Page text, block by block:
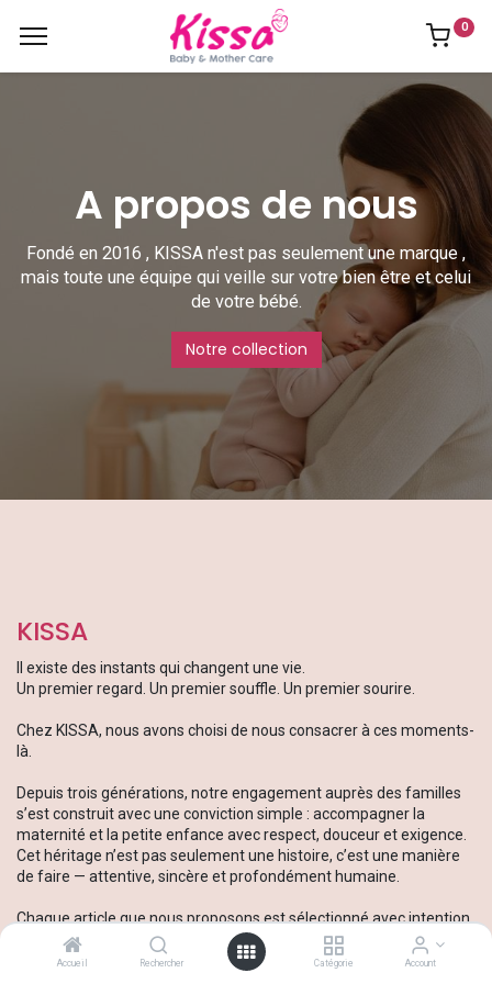
Accueil Rechercher Catégorie Account
0
A propos de nous
Fondé en 2016 , KISSA n'est pas seulement une marque ,
mais toute une équipe qui veille sur votre bien être et celui
de votre bébé.
Notre collection
KISSA
Il existe des instants qui changent une vie.
Un premier regard. Un premier souffle. Un premier sourire.
Chez KISSA, nous avons choisi de nous consacrer à ces moments-
là.
Depuis trois générations, notre engagement auprès des familles
s’est construit avec une conviction simple : accompagner la
maternité et la petite enfance avec respect, douceur et exigence.
Cet héritage n’est pas seulement une histoire, c’est une manière
de faire — attentive, sincère et profondément humaine.
Chaque article que nous proposons est sélectionné avec intention.
Il doit rassurer, simplifier le quotidien, envelopper bébé de confort
et offrir aux parents la tranquillité dont ils ont besoin. Car derrière